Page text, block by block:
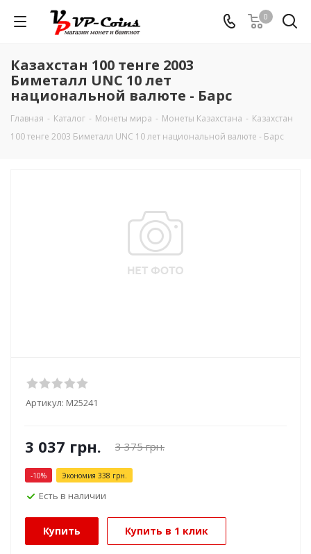
0
Казахстан 100 тенге 2003
Биметалл UNC 10 лет
национальной валюте - Барс
Главная - Каталог - Монеты мира - Монеты Казахстана - Казахстан
100 тенге 2003 Биметалл UNC 10 лет национальной валюте - Барс
Артикул: М25241
3 037 грн. 3 375грн.
-10% Экономия 338 грн.
Есть в наличии
Купить Купить в 1 клик